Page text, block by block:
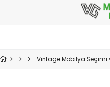
Vintage Mobilya Seçimi ve